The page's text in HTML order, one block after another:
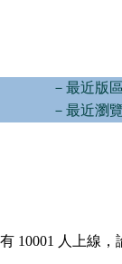
－最近版
－最近瀏
10001 人上線